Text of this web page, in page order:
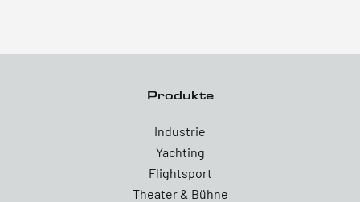
Produkte
Industrie
Yachting
Flightsport
Theater & Bühne